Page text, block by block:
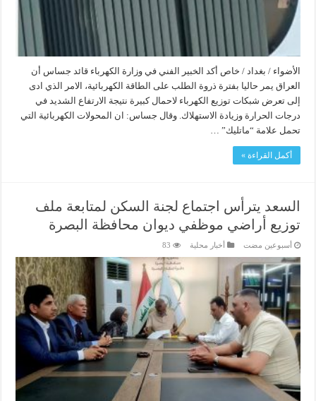
الأضواء / بغداد / خاص أكد الخبير الفني في وزارة الكهرباء قائد جساس أن
العراق يمر حاليا بفترة ذروة الطلب على الطاقة الكهربائية، الامر الذي ادى
إلى تعرض شبكات توزيع الكهرباء لاحمال كبيرة نتيجة الارتفاع الشديد في
درجات الحرارة وزيادة الاستهلاك. وقال جساس: ان المحولات الكهربائية التي
تحمل علامة “ماتليك” …
أكمل القراءة »
السعد يترأس اجتماع لجنة السكن لمتابعة ملف
توزيع أراضي موظفي ديوان محافظة البصرة
‏أسبوعين مضت أخبار محلية 83